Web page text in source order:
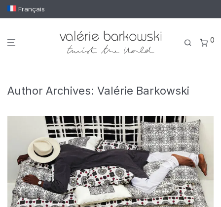
Français
0
Author Archives: Valérie Barkowski